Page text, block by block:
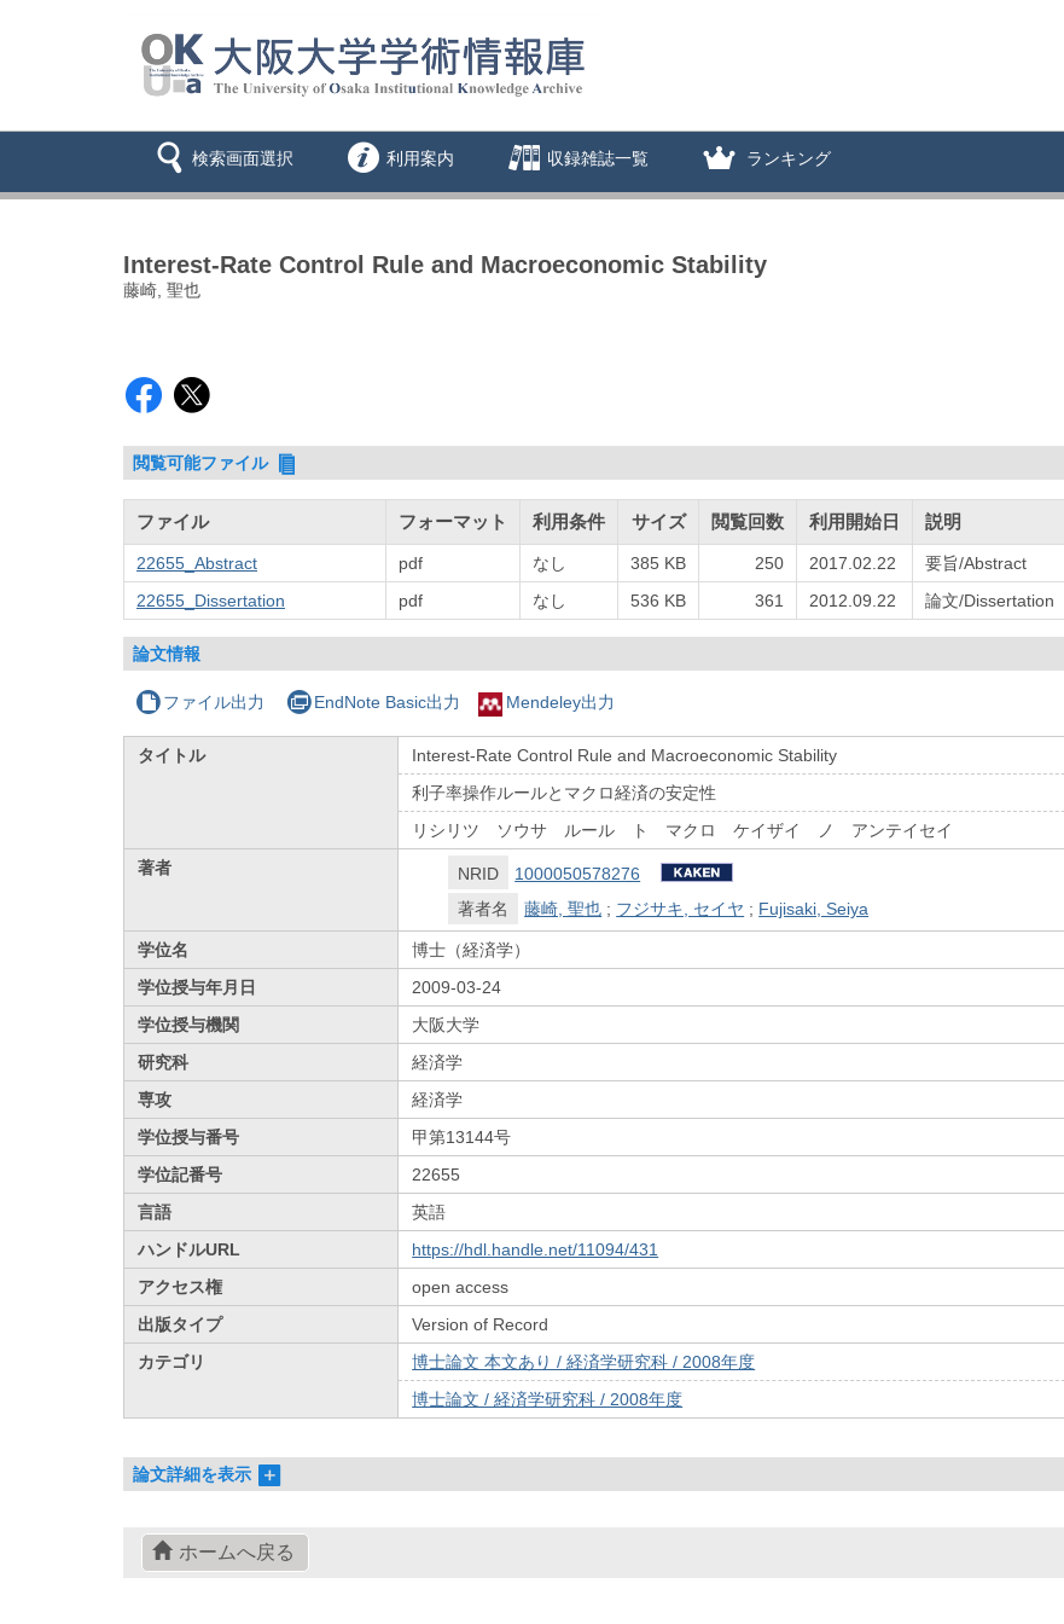
検索画面選択 利用案内 収録雑誌一覧 ランキング
Interest-Rate Control Rule and Macroeconomic Stability
藤崎, 聖也
閲覧可能ファイル
ファイル フォーマット 利用条件 サイズ 閲覧回数 利用開始日 説明
22655_Abstract pdf なし 385 KB 250 2017.02.22
要旨/Abstract
22655_Dissertation
pdf なし 536 KB 361 2012.09.22 論文/Dissertation
論文情報
ファイル出力 EndNote Basic出力 Mendeley出力
タイトル
Interest-Rate Control Rule and Macroeconomic Stability
利子率操作ルールとマクロ経済の安定性
リシリツ ソウサ ルール ト マクロ ケイザイ ノ アンテイセイ
著者
NRID
1000050578276
著者名
藤崎, 聖也 ; フジサキ, セイヤ ; Fujisaki, Seiya
学位名
博士（経済学）
学位授与年月日
2009-03-24
学位授与機関
大阪大学
研究科
経済学
専攻
経済学
学位授与番号
甲第13144号
学位記番号
22655
言語
英語
ハンドルURL
https://hdl.handle.net/11094/431
アクセス権
open access
出版タイプ
Version of Record
カテゴリ
博士論文 本文あり / 経済学研究科 / 2008年度
博士論文 / 経済学研究科 / 2008年度
論文詳細を表示
ホームへ戻る